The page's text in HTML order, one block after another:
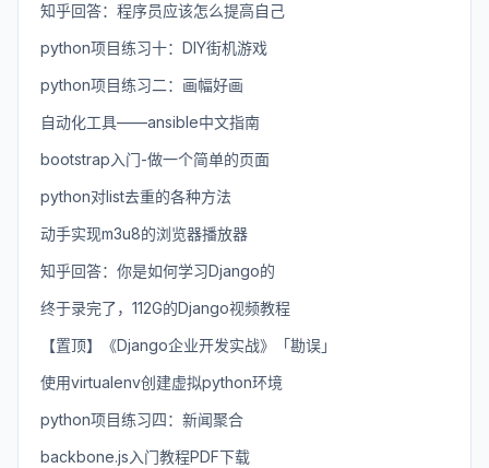
知乎回答：程序员应该怎么提高自己
python项目练习十：DIY街机游戏
python项目练习二：画幅好画
自动化工具——ansible中文指南
bootstrap入门-做一个简单的页面
python对list去重的各种方法
动手实现m3u8的浏览器播放器
知乎回答：你是如何学习Django的
终于录完了，112G的Django视频教程
【置顶】《Django企业开发实战》「勘误」
使用virtualenv创建虚拟python环境
python项目练习四：新闻聚合
backbone.js入门教程PDF下载